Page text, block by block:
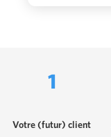
1
Votre (futur) client